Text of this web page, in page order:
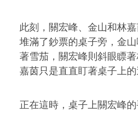
此刻，關宏峰、金山和林
堆滿了鈔票的桌子旁，金
著雪茄，關宏峰則斜眼瞟
嘉茵只是直直盯著桌子上的
正在這時，桌子上關宏峰